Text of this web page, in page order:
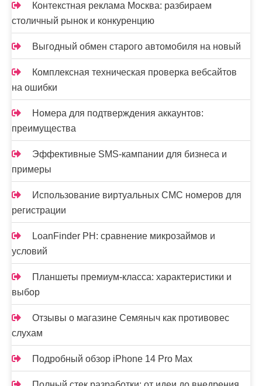
Контекстная реклама Москва: разбираем
столичный рынок и конкуренцию
Выгодный обмен старого автомобиля на новый
Комплексная техническая проверка вебсайтов
на ошибки
Номера для подтверждения аккаунтов:
преимущества
Эффективные SMS-кампании для бизнеса и
примеры
Использование виртуальных СМС номеров для
регистрации
LoanFinder PH: сравнение микрозаймов и
условий
Планшеты премиум-класса: характеристики и
выбор
Отзывы о магазине Семяныч как противовес
слухам
Подробный обзор iPhone 14 Pro Max